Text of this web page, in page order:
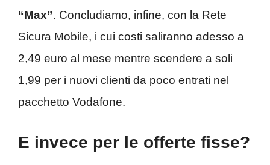
“Max”. Concludiamo, infine, con la Rete
Sicura Mobile, i cui costi saliranno adesso a
2,49 euro al mese mentre scendere a soli
1,99 per i nuovi clienti da poco entrati nel
pacchetto Vodafone.
E invece per le offerte fisse?